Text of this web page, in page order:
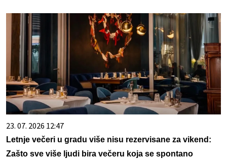
23. 07. 2026 12:47
Letnje večeri u gradu više nisu rezervisane za vikend:
Zašto sve više ljudi bira večeru koja se spontano